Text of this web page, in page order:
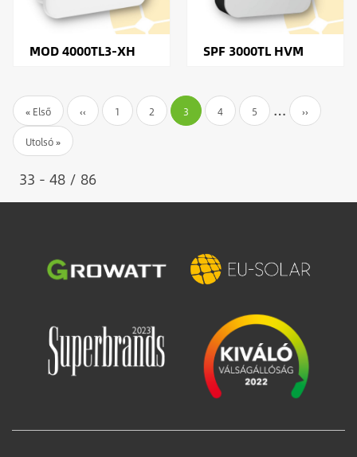
MOD 4000TL3-XH SPF 3000TL HVM
Oldalszámozás
Első
oldal
« Első Előző
‹‹ Oldal
1 Oldal
2 Jelenlegi
3 Oldal
4 Oldal
5 … Következő
››
Utolsó
oldal
Utolsó »
33 - 48 / 86
Image Image